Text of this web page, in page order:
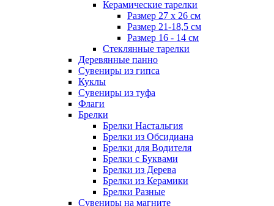
Керамические тарелки
Размер 27 х 26 см
Размер 21-18,5 см
Размер 16 - 14 см
Стеклянные тарелки
Деревянные панно
Сувениры из гипса
Куклы
Сувениры из туфа
Флаги
Брелки
Брелки Настальгия
Брелки из Обсидиана
Брелки для Водителя
Брелки с Буквами
Брелки из Дерева
Брелки из Керамики
Брелки Разные
Сувениры на магните